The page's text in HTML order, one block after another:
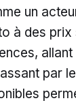
un
à des
par